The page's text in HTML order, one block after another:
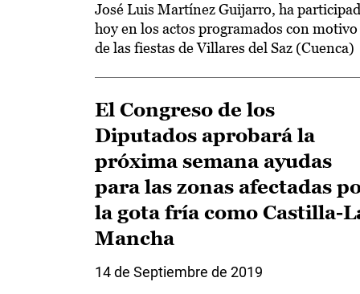
José Luis Martínez Guijarro, ha
hoy en los actos programados con motivo
de las fiestas de Villares del Saz (Cuenca)
El Congreso de los
Diputados aprobará la
próxima semana ayudas
para las zonas afectadas
la gota fría como Castilla-
Mancha
14 de Septiembre de 2019